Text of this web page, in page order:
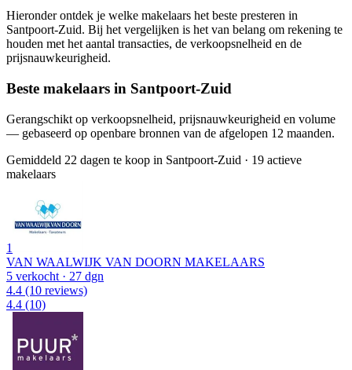
Hieronder ontdek je welke makelaars het beste presteren in
Santpoort-Zuid. Bij het vergelijken is het van belang om rekening te
houden met het aantal transacties, de verkoopsnelheid en de
prijsnauwkeurigheid.
Beste makelaars in Santpoort-Zuid
Gerangschikt op verkoopsnelheid, prijsnauwkeurigheid en volume
— gebaseerd op openbare bronnen van de afgelopen 12 maanden.
Gemiddeld 22 dagen te koop in Santpoort-Zuid · 19 actieve
makelaars
1
VAN WAALWIJK VAN DOORN MAKELAARS
5 verkocht · 27 dgn
4.4 (10 reviews)
4.4 (10)